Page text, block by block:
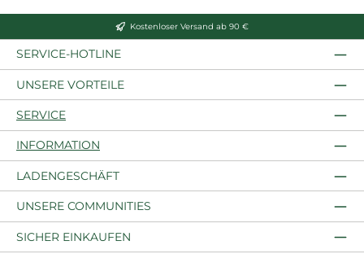
Kostenloser Versand ab 90 €
SERVICE-HOTLINE
UNSERE VORTEILE
SERVICE
INFORMATION
LADENGESCHÄFT
UNSERE COMMUNITIES
SICHER EINKAUFEN